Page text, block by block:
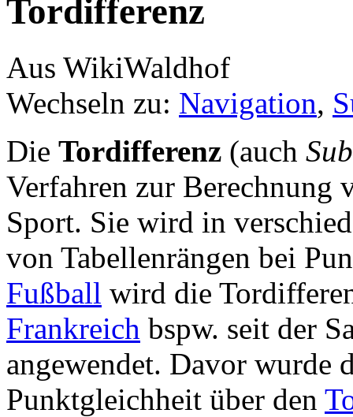
Tordifferenz
Aus WikiWaldhof
Wechseln zu: Navigation,
Die Tordifferenz (auch
Verfahren zur Berechnung
Sport. Sie wird in
von Tabellenrängen bei
Fußball wird die
Frankreich bspw. seit der
angewendet. Davor wurde
Punktgleichheit über den